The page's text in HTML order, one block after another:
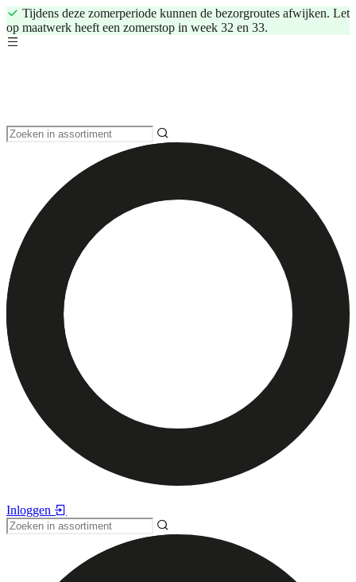
Tijdens deze zomerperiode kunnen de bezorgroutes afwijken. Let
op maatwerk heeft een zomerstop in week 32 en 33.
Inloggen